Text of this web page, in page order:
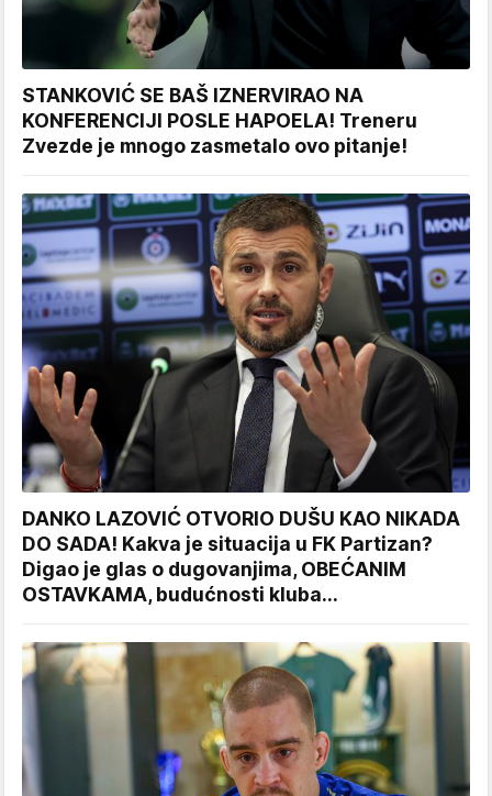
STANKOVIĆ SE BAŠ IZNERVIRAO NA
KONFERENCIJI POSLE HAPOELA! Treneru
Zvezde je mnogo zasmetalo ovo pitanje!
DANKO LAZOVIĆ OTVORIO DUŠU KAO NIKADA
DO SADA! Kakva je situacija u FK Partizan?
Digao je glas o dugovanjima, OBEĆANIM
OSTAVKAMA, budućnosti kluba...